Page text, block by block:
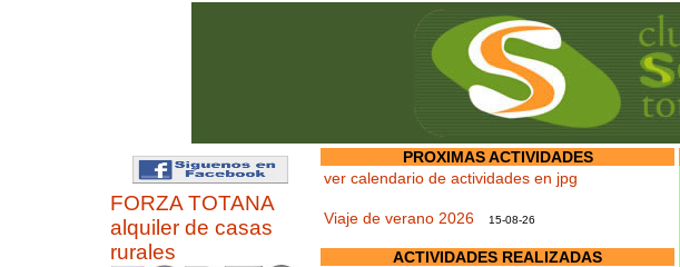
FORZA TOTANA
alquiler de casas
rurales
PROXIMAS ACTIVIDADES
ver calendario de actividades en jpg
Viaje de verano 2026 15-08-26
ACTIVIDADES REALIZADAS